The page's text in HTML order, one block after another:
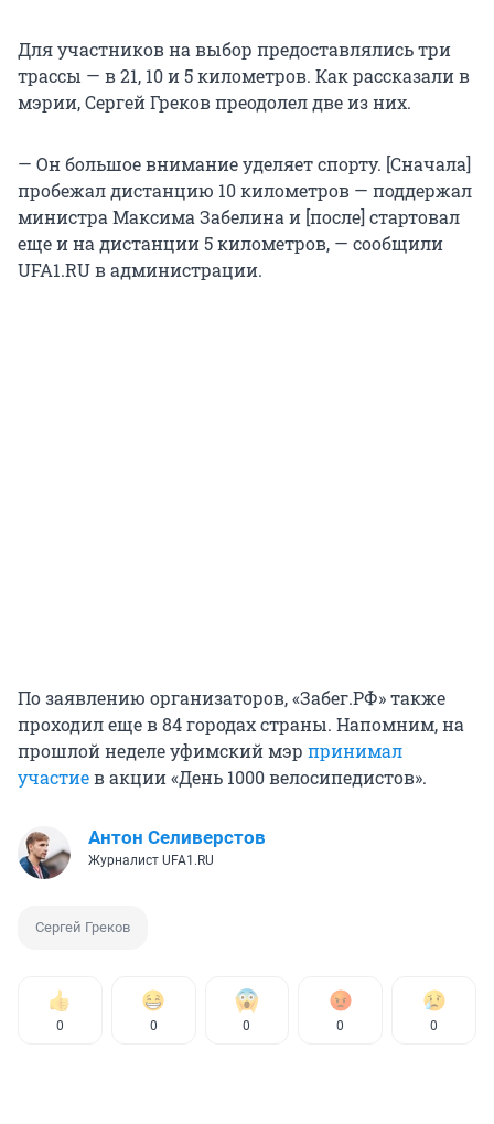
Для участников на выбор предоставлялись три
трассы — в 21, 10 и 5 километров. Как рассказали в
мэрии, Сергей Греков преодолел две из них.
— Он большое внимание уделяет спорту. [Сначала]
пробежал дистанцию 10 километров — поддержал
министра Максима Забелина и [после] стартовал
еще и на дистанции 5 километров, — сообщили
UFA1.RU в администрации.
По заявлению организаторов, «Забег.РФ» также
проходил еще в 84 городах страны. Напомним, на
прошлой неделе уфимский мэр принимал
участиев акции «День 1000 велосипедистов».
Антон Селиверстов
Журналист UFA1.RU
Сергей Греков
0 0 0 0 0